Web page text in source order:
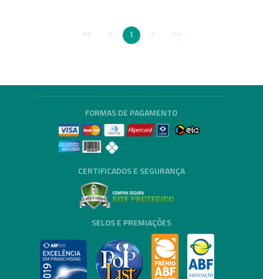
1
FORMAS DE PAGAMENTO
CERTIFICADOS E SEGURANÇA
SELOS E PREMIAÇÕES